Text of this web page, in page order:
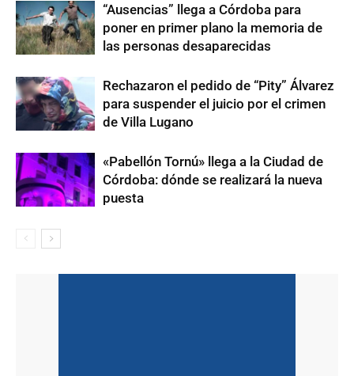
“Ausencias” llega a Córdoba para
poner en primer plano la memoria de
las personas desaparecidas
Rechazaron el pedido de “Pity” Álvarez
para suspender el juicio por el crimen
de Villa Lugano
«Pabellón Tornú» llega a la Ciudad de
Córdoba: dónde se realizará la nueva
puesta